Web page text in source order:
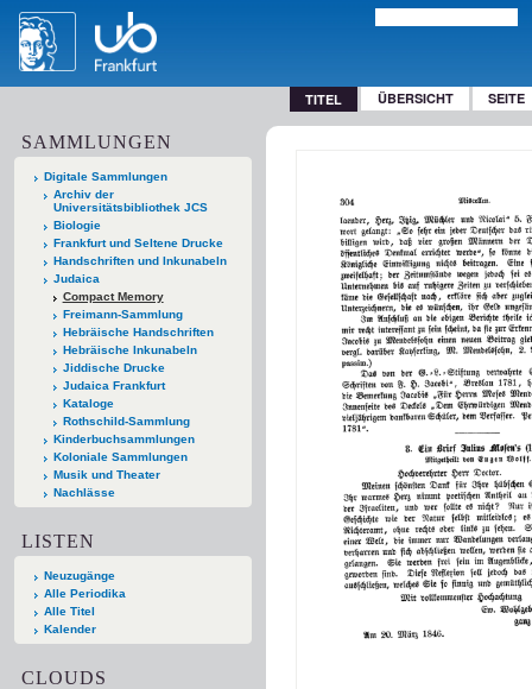
TITEL ÜBERSICHT SEITE
SAMMLUNGEN
Digitale Sammlungen
Archiv der
Universitätsbibliothek JCS
Biologie
Frankfurt und Seltene Drucke
Handschriften und Inkunabeln
Judaica
Compact Memory
Freimann-Sammlung
Hebräische Handschriften
Hebräische Inkunabeln
Jiddische Drucke
Judaica Frankfurt
Kataloge
Rothschild-Sammlung
Kinderbuchsammlungen
Koloniale Sammlungen
Musik und Theater
Nachlässe
LISTEN
Neuzugänge
Alle Periodika
Alle Titel
Kalender
CLOUDS